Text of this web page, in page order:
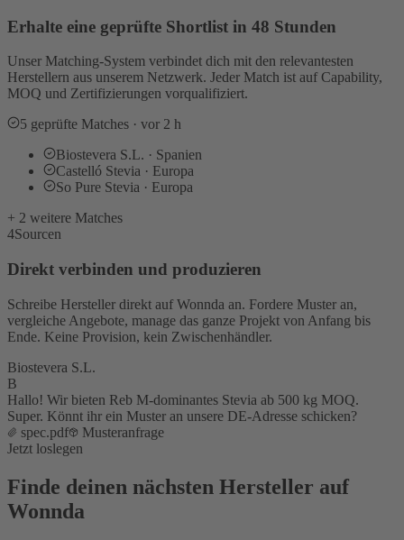
Erhalte eine geprüfte Shortlist in 48 Stunden
Unser Matching-System verbindet dich mit den relevantesten
Herstellern aus unserem Netzwerk. Jeder Match ist auf Capability,
MOQ und Zertifizierungen vorqualifiziert.
5 geprüfte Matches · vor 2 h
Biostevera S.L. · Spanien
Castelló Stevia · Europa
So Pure Stevia · Europa
+ 2 weitere Matches
4Sourcen
Direkt verbinden und produzieren
Schreibe Hersteller direkt auf Wonnda an. Fordere Muster an,
vergleiche Angebote, manage das ganze Projekt von Anfang bis
Ende. Keine Provision, kein Zwischenhändler.
Biostevera S.L.
B
Hallo! Wir bieten Reb M-dominantes Stevia ab 500 kg MOQ.
Super. Könnt ihr ein Muster an unsere DE-Adresse schicken?
spec.pdf
Musteranfrage
Jetzt loslegen
Finde deinen nächsten Hersteller auf
Wonnda